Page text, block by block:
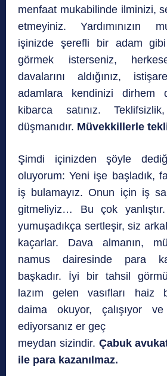
menfaat mukabilinde ilminizi,
etmeyiniz. Yardımınızın
işinizde şerefli bir adam
görmek isterseniz,
davalarını aldığınız,
adamlara kendinizi dirhem
kibarca satınız.
düşmanıdır. Müvekkillerle
Şimdi içinizden şöyle
oluyorum: Yeni işe başladık,
iş bulamayız. Onun için iş
gitmeliyiz… Bu çok
yumuşadıkça sertleşir, siz
kaçarlar. Dava almanın,
namus dairesinde para
başkadır. İyi bir tahsil
lazım gelen vasıfları haiz
daima okuyor, çalışıyor
ediyorsanız er geç
meydan sizindir. Çabuk
ile para kazanılmaz.